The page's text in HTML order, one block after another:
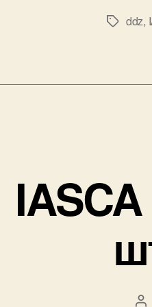
Меткиddz,